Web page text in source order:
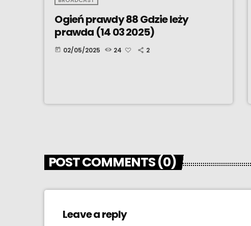
Ogień prawdy 88 Gdzie leży
prawda (14 03 2025)
today 02/05/2025 24 2
POST COMMENTS (0)
Leave a reply